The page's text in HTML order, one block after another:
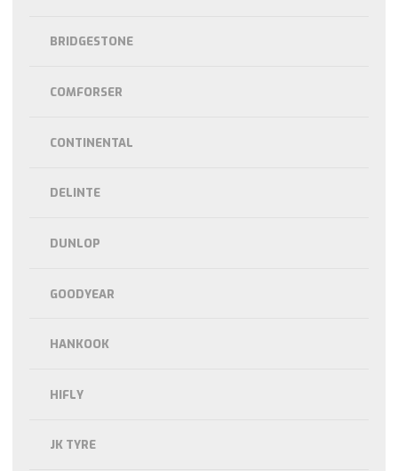
BRIDGESTONE
COMFORSER
CONTINENTAL
DELINTE
DUNLOP
GOODYEAR
HANKOOK
HIFLY
JK TYRE